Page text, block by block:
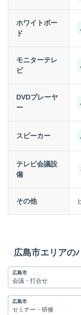
ホワイトボー
ド
モニターテレ
ビ
DVDプレーヤ
ー
スピーカー
テレビ会議設
備
その他
広島市エリアの
広島市
会議・打合せ
広島市
セミナー・研修